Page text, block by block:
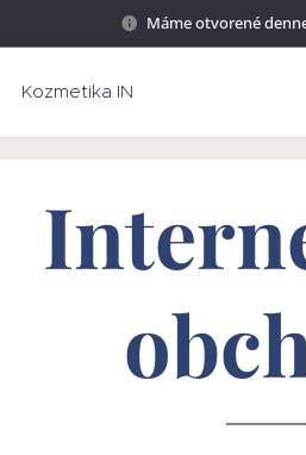
Máme otvorené
Kozmetika IN